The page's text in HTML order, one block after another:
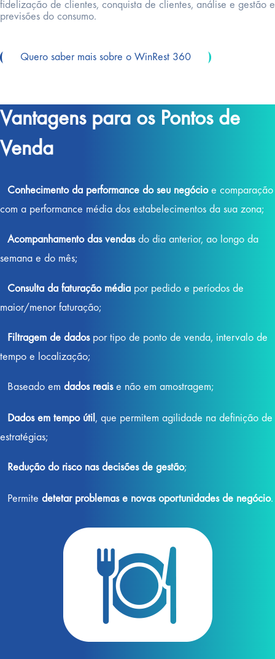
fidelização de clientes, conquista de clientes, análise e gestão e
previsões do consumo.
Quero saber mais sobre o WinRest 360
Vantagens para os Pontos de
Venda
Conhecimento da performance do seu negócioe comparação
com a performance média dos estabelecimentos da sua zona;
Acompanhamento das vendasdo dia anterior, ao longo da
semana e do mês;
Consulta da faturação média por pedido e períodos de
maior/menor faturação;
Filtragem de dadospor tipo de ponto de venda, intervalo de
tempo e localização;
Baseado em dados reaise não em amostragem;
Dados em tempo útil , que permitem agilidade na definição de
estratégias;
Redução do risco nas decisões de gestão;
Permite detetar problemas e novas oportunidades de negócio.